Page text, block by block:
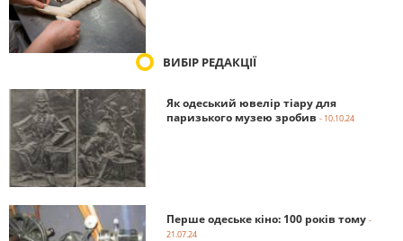
ВИБІР РЕДАКЦІЇ
Як одеський ювелір тіару для
паризького музею зробив - 10.10.24
Перше одеське кіно: 100 років тому -
21.07.24